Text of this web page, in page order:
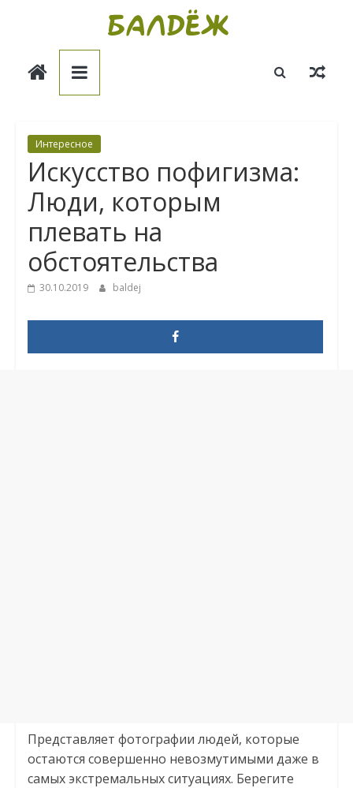
Балдёж
Интересное
Искусство пофигизма:
Люди, которым
плевать на
обстоятельства
30.10.2019 baldej
Представляет фотографии людей, которые
остаются совершенно невозмутимыми даже в
самых экстремальных ситуациях. Берегите